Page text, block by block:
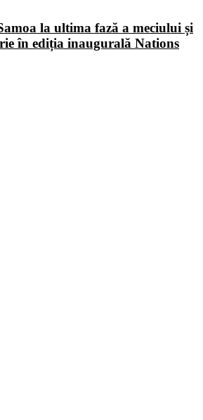
la ultima fază a meciului și
în ediția inaugurală Nations